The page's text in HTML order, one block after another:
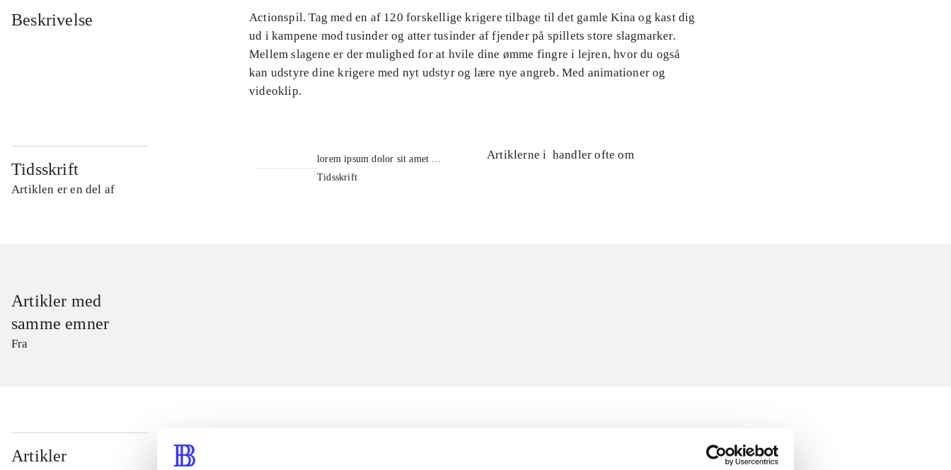
Beskrivelse
Actionspil. Tag med en af 120 forskellige krigere tilbage til det gamle Kina og kast dig
ud i kampene mod tusinder og atter tusinder af fjender på spillets store slagmarker.
Mellem slagene er der mulighed for at hvile dine ømme fingre i lejren, hvor du også
kan udstyre dine krigere med nyt udstyr og lære nye angreb. Med animationer og
videoklip.
Tidsskrift
Artiklen er en del af
lorem ipsum dolor sit amet ...
Tidsskrift
Artiklerne i handler ofte om
Artikler med
samme emner
Fra
Artikler